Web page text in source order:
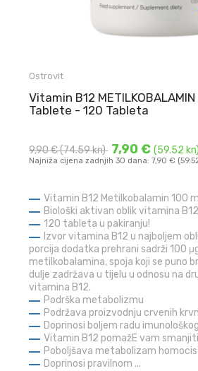
Ostrovit
Vitamin B12
Tablete - 120 Tableta
9,90 €(74.59 kn) 7,90 €(59.52 kn)
Najniža cijena zadnjih 30 dana: 7,90 €
Vitamin B12 Metilkobalamin 100
Biološki aktivan oblik vitamina B12
120 tableta u pakiranju!
Izvor vitamina B12 u najboljem
porcija dodatka prehrani sadrži 100
metilkobalamina, spoja koji se puno
dulje zadržava u tijelu u odnosu na
vitamina B12.
Podrška metabolizmu
Podržava proizvodnju crvenih
Doprinosi boljem radu
Vitamin B12 pomažE vam
Poboljšava metabolizam
Doprinosi pravilnom ...